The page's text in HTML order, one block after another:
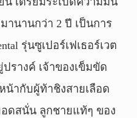
านานกว่า 2 ปี เป็นการ
รุ่นซูเปอร์เฟเธอร์เวต
รางค์ เจ้าของเข็มขัด
น้ากับผู้ท้าชิงสายเลือด
ดสนั่น ลูกชายแท้ๆ ของ